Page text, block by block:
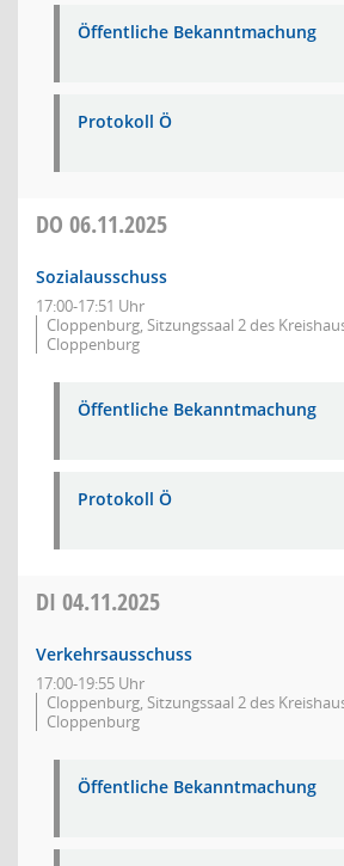
Öffentliche Bekanntmachung
Protokoll Ö
DO 06.11.2025
Sozialausschuss
17:00-17:51 Uhr
Cloppenburg, Sitzungssaal 2 des
Cloppenburg
Öffentliche Bekanntmachung
Protokoll Ö
DI 04.11.2025
Verkehrsausschuss
17:00-19:55 Uhr
Cloppenburg, Sitzungssaal 2 des
Cloppenburg
Öffentliche Bekanntmachung